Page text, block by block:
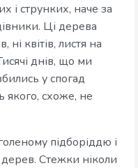
і струнких, наче за
Ці дерева
ні квітів, листя на
днів, що ми
у спогад
якого, схоже, не
підборіддю і
Стежки ніколи